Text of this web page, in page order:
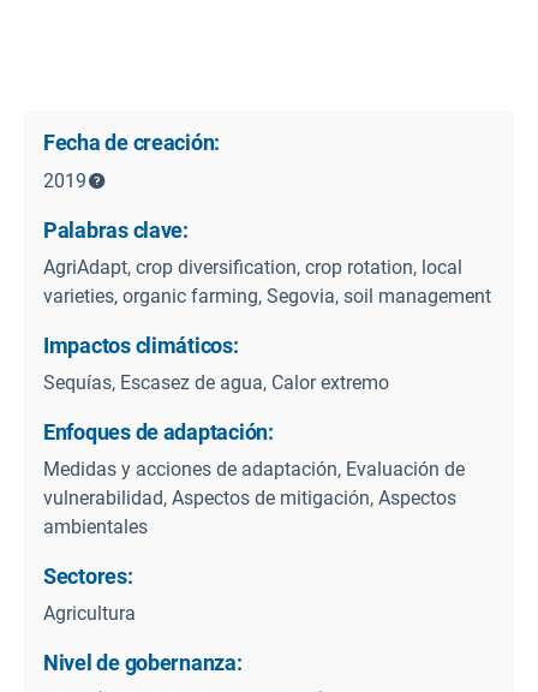
Fecha de creación:
2019
Palabras clave:
AgriAdapt, crop diversification, crop rotation, local
varieties, organic farming, Segovia, soil management
Impactos climáticos:
Sequías, Escasez de agua, Calor extremo
Enfoques de adaptación:
Medidas y acciones de adaptación, Evaluación de
vulnerabilidad, Aspectos de mitigación, Aspectos
ambientales
Sectores:
Agricultura
Nivel de gobernanza: